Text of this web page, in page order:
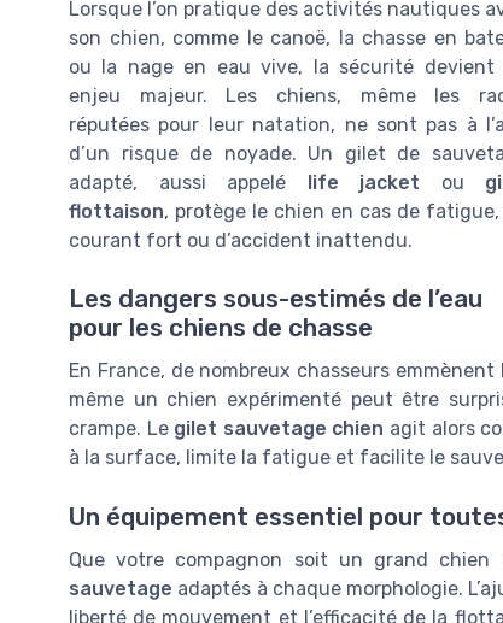
Lorsque l’on pratique des activités nautiques
son chien, comme le canoë, la chasse en
ou la nage en eau vive, la sécurité devient
enjeu majeur. Les chiens, même les
réputées pour leur natation, ne sont pas à
d’un risque de noyade. Un gilet de
adapté, aussi appelé life jacket ou
flottaison, protège le chien en cas de
courant fort ou d’accident inattendu.
Les dangers sous-estimés de l’eau
pour les chiens de chasse
En France, de nombreux chasseurs
même un chien expérimenté peut être
crampe. Le gilet sauvetage chien agit alors
à la surface, limite la fatigue et facilite le
Un équipement essentiel pour
Que votre compagnon soit un grand
sauvetage adaptés à chaque morphologie.
liberté de mouvement et l’efficacité de la